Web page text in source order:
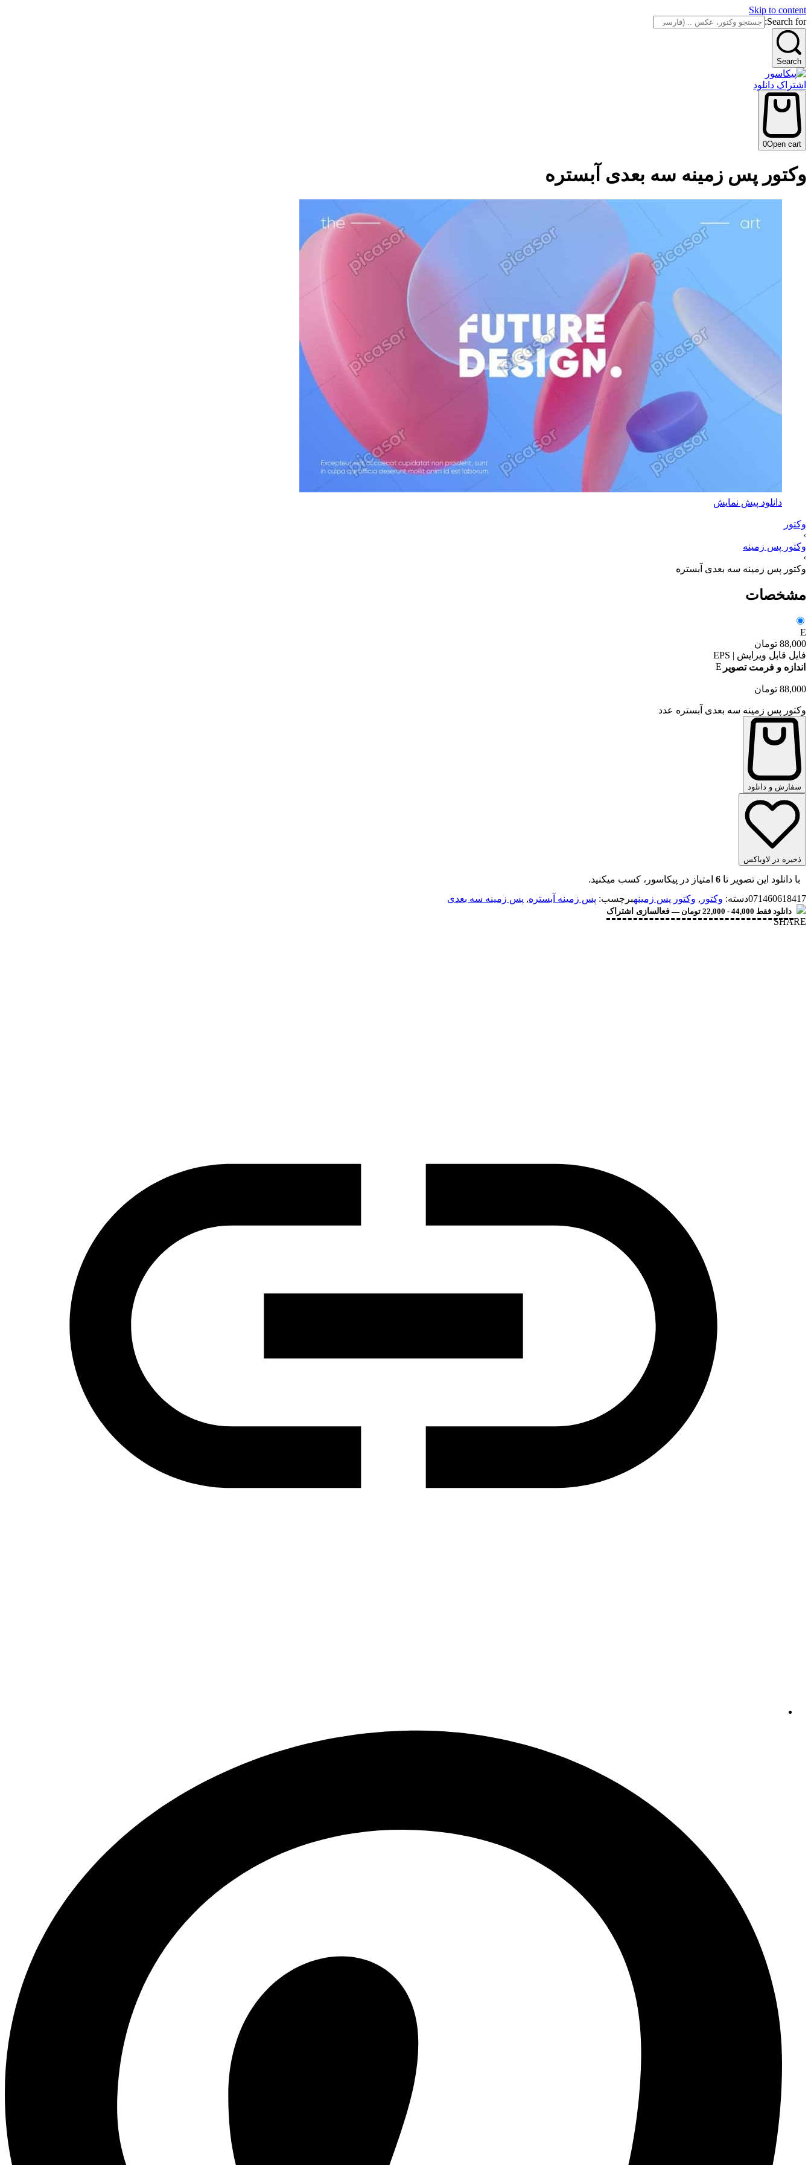
Skip to content
Search for:
Search
اشتراک دانلود
0Open cart
وکتور پس زمینه سه بعدی آبستره
دانلود پیش نمایش
وکتور
›
وکتور پس زمینه
›
وکتور پس زمینه سه بعدی آبستره
مشخصات
E
88,000 تومان
فایل قابل ویرایش | EPS
اندازه و فرمت تصویر E
88,000 تومان
وکتور پس زمینه سه بعدی آبستره عدد
سفارش و دانلود
ذخیره در لاوباکس
با دانلود این تصویر تا 6 امتیاز در پیکاسور، کسب میکنید.
071460618417دسته: وکتور , وکتور پس زمینهبرچسب: پس زمینه آبستره, پس زمینه سه بعدی
دانلود فقط 44,000 - 22,000 تومان — فعالسازی اشتراک
SHARE